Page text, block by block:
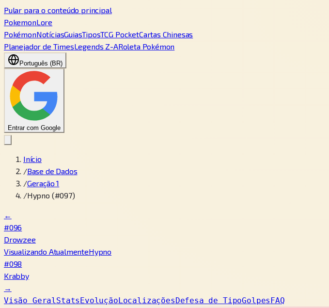
Pular para o conteúdo principal
PokemonLore
PokémonNotíciasGuiasTiposTCG PocketCartas Chinesas
Planejador de TimesLegends Z-ARoleta Pokémon
Português (BR)
Entrar com Google
Início
/Base de Dados
/Geração 1
/Hypno (#097)
←
#096
Drowzee
Visualizando AtualmenteHypno
#098
Krabby
→
Visão GeralStatsEvoluçãoLocalizaçõesDefesa de TipoGolpesFAQ